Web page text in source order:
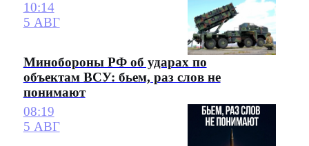
10:14
5 АВГ
Минобороны РФ об ударах по
объектам ВСУ: бьем, раз слов не
понимают
08:19
5 АВГ